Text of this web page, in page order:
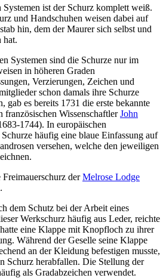
ist der Schurz komplett weiß.
und Handschuhen weisen dabei auf
hin, dem der Maurer sich selbst und
hat.
Systemen sind die Schurze nur im
in höheren Graden
Verzierungen, Zeichen und
schon damals ihre Schurze
gab es bereits 1731 die erste bekannte
WissenschaftlerJohn
1744). In europäischen
häufig eine blaue Einfassung auf
versehen, welche den jeweiligen
Freimauerschurz derMelrose Lodge
dem Schutz bei der Arbeit eines
Werkschurz häufig aus Leder, reichte
eine Klappe mit Knopfloch zu ihrer
Während der Geselle seine Klappe
an der Kleidung befestigen musste,
Schurz herabfallen. Die Stellung der
als Gradabzeichen verwendet.